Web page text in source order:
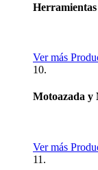
Ver más
10.
Motoazada y
Ver más
11.